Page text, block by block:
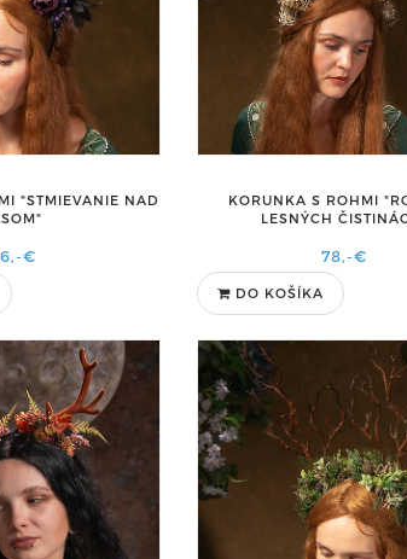
"STMIEVANIE NAD
€
KORUNKA S ROHMI
LESNÝCH
78,-€
DO KOŠÍKA